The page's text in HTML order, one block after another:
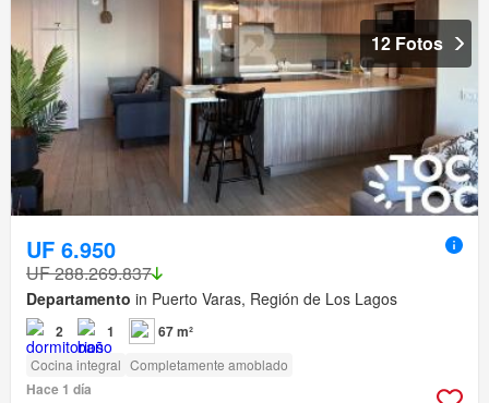
12 Fotos
UF 6.950
UF 288.269.837
Departamento in Puerto Varas, Región de Los Lagos
2 1 67 m²
Cocina integral Completamente amoblado
Hace 1 día